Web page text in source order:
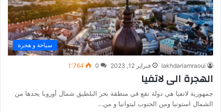
سياحة و هجرة
lakhdariamraoui فبراير 12, 2023 0 1٬764
الهجرة الى لاتفيا
جمهورية لاتفيا هي دولة تقع في منطقة بحر البلطيق شمال أوروبا يحدها من
الشمال استونيا ومن الجنوب ليتوانيا و من…